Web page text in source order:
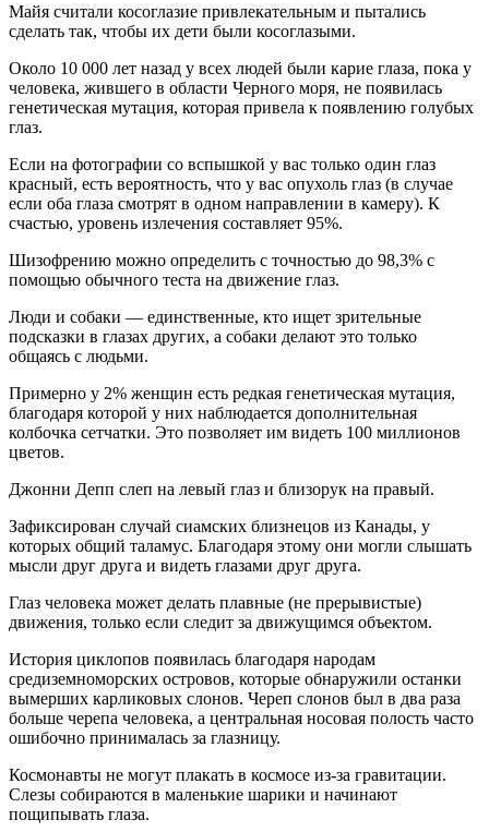
Майя считали косоглазие привлекательным и пытались
сделать так, чтобы их дети были косоглазыми.
Около 10 000 лет назад у всех людей были карие глаза, пока у
человека, жившего в области Черного моря, не появилась
генетическая мутация, которая привела к появлению голубых
глаз.
Если на фотографии со вспышкой у вас только один глаз
красный, есть вероятность, что у вас опухоль глаз (в случае
если оба глаза смотрят в одном направлении в камеру). К
счастью, уровень излечения составляет 95%.
Шизофрению можно определить с точностью до 98,3% с
помощью обычного теста на движение глаз.
Люди и собаки — единственные, кто ищет зрительные
подсказки в глазах других, а собаки делают это только
общаясь с людьми.
Примерно у 2% женщин есть редкая генетическая мутация,
благодаря которой у них наблюдается дополнительная
колбочка сетчатки. Это позволяет им видеть 100 миллионов
цветов.
Джонни Депп слеп на левый глаз и близорук на правый.
Зафиксирован случай сиамских близнецов из Канады, у
которых общий таламус. Благодаря этому они могли слышать
мысли друг друга и видеть глазами друг друга.
Глаз человека может делать плавные (не прерывистые)
движения, только если следит за движущимся объектом.
История циклопов появилась благодаря народам
средиземноморских островов, которые обнаружили останки
вымерших карликовых слонов. Череп слонов был в два раза
больше черепа человека, а центральная носовая полость часто
ошибочно принималась за глазницу.
Космонавты не могут плакать в космосе из-за гравитации.
Слезы собираются в маленькие шарики и начинают
пощипывать глаза.